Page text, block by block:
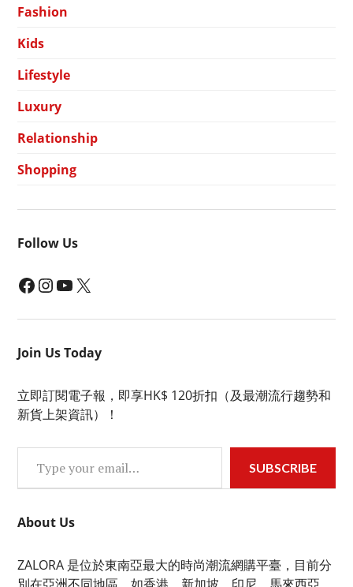
Fashion
Kids
Lifestyle
Luxury
Relationship
Shopping
Follow Us
Facebook InstagramYouTube X
Join Us Today
立即訂閱電子報，即享HK$ 120折扣（及最潮流行趨勢和
新貨上架資訊）！
Type your email…
SUBSCRIBE
About Us
ZALORA 是位於東南亞最大的時尚潮流網購平臺，目前分